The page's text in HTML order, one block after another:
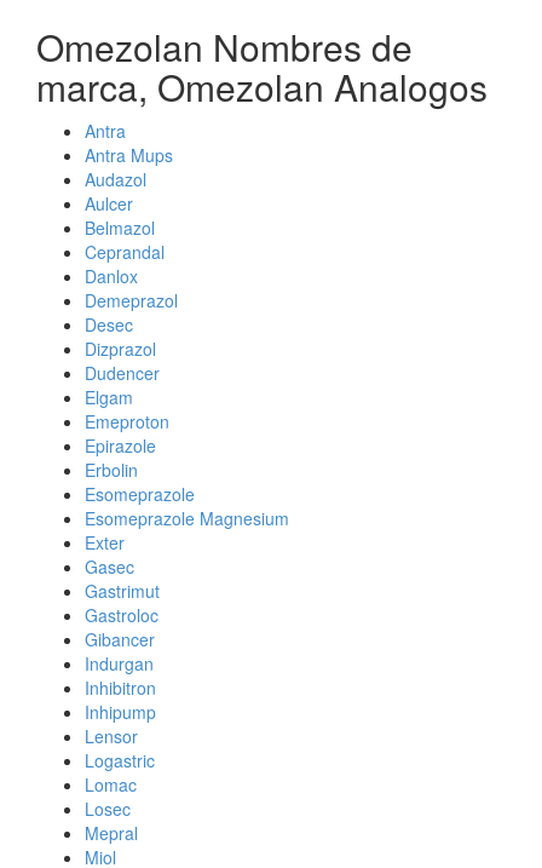
Omezolan Nombres de
marca, Omezolan Analogos
Antra
Antra Mups
Audazol
Aulcer
Belmazol
Ceprandal
Danlox
Demeprazol
Desec
Dizprazol
Dudencer
Elgam
Emeproton
Epirazole
Erbolin
Esomeprazole
Esomeprazole Magnesium
Exter
Gasec
Gastrimut
Gastroloc
Gibancer
Indurgan
Inhibitron
Inhipump
Lensor
Logastric
Lomac
Losec
Mepral
Miol